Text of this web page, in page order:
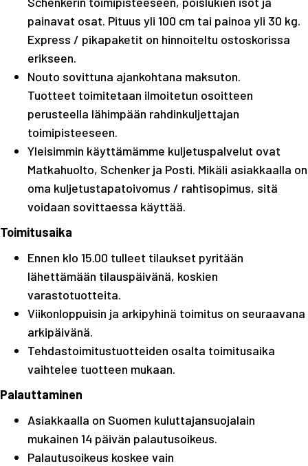
painavat osat. Pituus yli 100 cm tai painoa yli 30 kg.
Express / pikapaketit on hinnoiteltu ostoskorissa
erikseen.
Nouto sovittuna ajankohtana maksuton.
Tuotteet toimitetaan ilmoitetun osoitteen
perusteella lähimpään rahdinkuljettajan
toimipisteeseen.
Yleisimmin käyttämämme kuljetuspalvelut ovat
Matkahuolto, Schenker ja Posti. Mikäli asiakkaalla on
oma kuljetustapatoivomus / rahtisopimus, sitä
voidaan sovittaessa käyttää.
Toimitusaika
Ennen klo 15.00 tulleet tilaukset pyritään
lähettämään tilauspäivänä, koskien
varastotuotteita.
Viikonloppuisin ja arkipyhinä toimitus on seuraavana
arkipäivänä.
Tehdastoimitustuotteiden osalta toimitusaika
vaihtelee tuotteen mukaan.
Palauttaminen
Asiakkaalla on Suomen kuluttajansuojalain
mukainen 14 päivän palautusoikeus.
Palautusoikeus koskee vain